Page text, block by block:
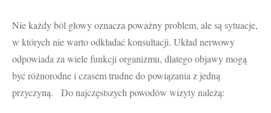
Nie każdy ból głowy oznacza poważny problem, ale są sytuacje,
w których nie warto odkładać konsultacji. Układ nerwowy
odpowiada za wiele funkcji organizmu, dlatego objawy mogą
być różnorodne i czasem trudne do powiązania z jedną
przyczyną. Do najczęstszych powodów wizyty należą: